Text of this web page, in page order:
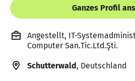
Ganzes Profil
Angestellt, IT-
Computer San.Tic.Ltd.Şti.
Schutterwald, Deutschland